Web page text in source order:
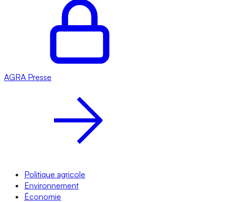
AGRA Presse
Politique agricole
Environnement
Économie